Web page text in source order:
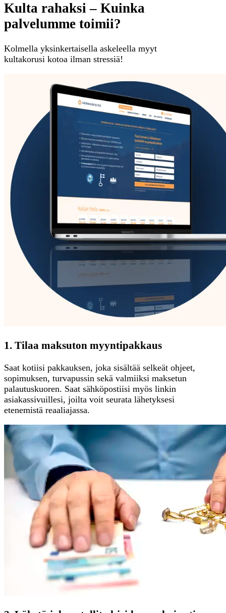
Kulta rahaksi – Kuinka
palvelumme toimii?
Kolmella yksinkertaisella askeleella myyt
kultakorusi kotoa ilman stressiä!
1. Tilaa maksuton myyntipakkaus
Saat kotiisi pakkauksen, joka sisältää selkeät ohjeet,
sopimuksen, turvapussin sekä valmiiksi maksetun
palautuskuoren. Saat sähköpostiisi myös linkin
asiakassivuillesi, joilta voit seurata lähetyksesi
etenemistä reaaliajassa.